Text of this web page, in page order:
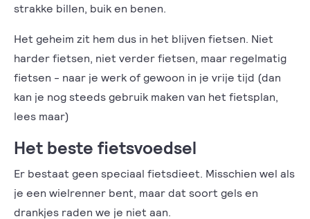
strakke billen, buik en benen.
Het geheim zit hem dus in het blijven fietsen. Niet
harder fietsen, niet verder fietsen, maar regelmatig
fietsen - naar je werk of gewoon in je vrije tijd (dan
kan je nog steeds gebruik maken van het fietsplan,
lees maar)
Het beste fietsvoedsel
Er bestaat geen speciaal fietsdieet. Misschien wel als
je een wielrenner bent, maar dat soort gels en
drankjes raden we je niet aan.